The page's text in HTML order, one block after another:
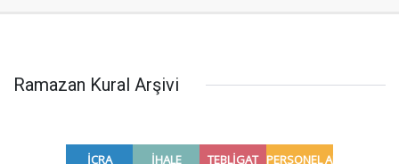
Ramazan Kural Arşivi